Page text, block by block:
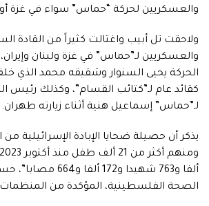
والعسكريين لحركة “حماس” سواء في غزة أو
ولاحقت تل أبيب واغتالت كثيراً من القادة
والعسكريين لـ”حماس” في غزة ولبنان
الحركة يحيى السنوار وشقيقه محمد الذي
كقائد عام لـ”كتائب القسام”، وكذلك رئيس
لـ”حماس” إسماعيل هنية أثناء زيارته طهران.
يذكر أن حصيلة ضحايا الإبادة الإسرائيلية من
ألفا و763 شهيدا و172
الصحة الفلسطينية، المؤكدة من المنظمات